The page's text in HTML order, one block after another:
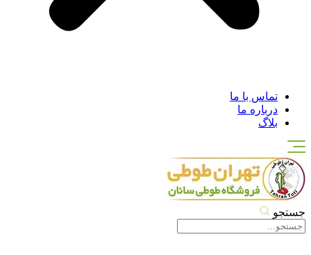
تماس با ما
درباره ما
بلاگ
جستجو